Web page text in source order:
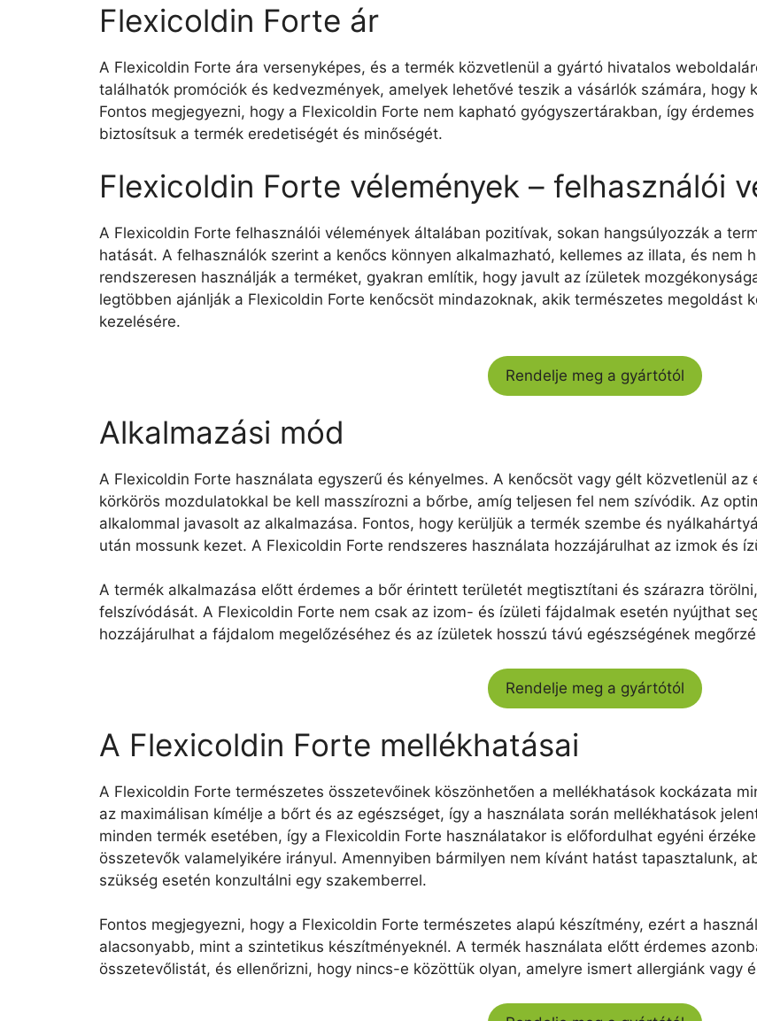
Flexicoldin Forte ár
A Flexicoldin Forte ára versenyképes, és a termék közvetlenül a gyártó hivatalos
találhatók promóciók és kedvezmények, amelyek lehetővé teszik a vásárlók számára, hogy
Fontos megjegyezni, hogy a Flexicoldin Forte nem kapható gyógyszertárakban, így
biztosítsuk a termék eredetiségét és minőségét.
Flexicoldin Forte vélemények – felhasználói
A Flexicoldin Forte felhasználói vélemények általában pozitívak, sokan hangsúlyozzák a
hatását. A felhasználók szerint a kenőcs könnyen alkalmazható, kellemes az illata, és nem
rendszeresen használják a terméket, gyakran említik, hogy javult az ízületek
legtöbben ajánlják a Flexicoldin Forte kenőcsöt mindazoknak, akik természetes megoldást
kezelésére.
Rendelje meg a gyártótól
Alkalmazási mód
A Flexicoldin Forte használata egyszerű és kényelmes. A kenőcsöt vagy gélt közvetlenül
körkörös mozdulatokkal be kell masszírozni a bőrbe, amíg teljesen fel nem szívódik. Az
alkalommal javasolt az alkalmazása. Fontos, hogy kerüljük a termék szembe és
után mossunk kezet. A Flexicoldin Forte rendszeres használata hozzájárulhat az izmok és
A termék alkalmazása előtt érdemes a bőr érintett területét megtisztítani és szárazra
felszívódását. A Flexicoldin Forte nem csak az izom- és ízületi fájdalmak esetén nyújthat
hozzájárulhat a fájdalom megelőzéséhez és az ízületek hosszú távú egészségének
Rendelje meg a gyártótól
A Flexicoldin Forte mellékhatásai
A Flexicoldin Forte természetes összetevőinek köszönhetően a mellékhatások kockázata
az maximálisan kímélje a bőrt és az egészséget, így a használata során mellékhatások
minden termék esetében, így a Flexicoldin Forte használatakor is előfordulhat egyéni
összetevők valamelyikére irányul. Amennyiben bármilyen nem kívánt hatást tapasztalunk,
szükség esetén konzultálni egy szakemberrel.
Fontos megjegyezni, hogy a Flexicoldin Forte természetes alapú készítmény, ezért a
alacsonyabb, mint a szintetikus készítményeknél. A termék használata előtt érdemes
összetevőlistát, és ellenőrizni, hogy nincs-e közöttük olyan, amelyre ismert allergiánk vagy